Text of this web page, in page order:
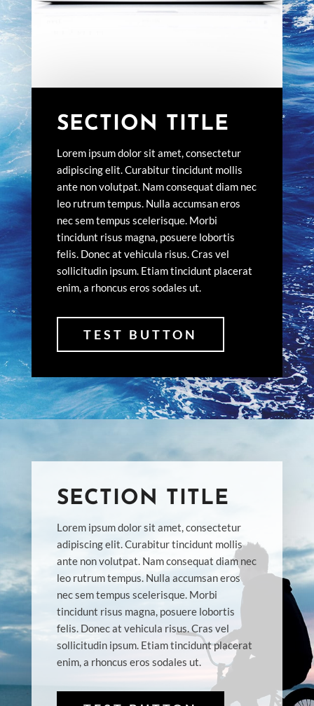
SECTION TITLE
Lorem ipsum dolor sit amet, consectetur
adipiscing elit. Curabitur tincidunt mollis
ante non volutpat. Nam consequat diam nec
leo rutrum tempus. Nulla accumsan eros
nec sem tempus scelerisque. Morbi
tincidunt risus magna, posuere lobortis
felis. Donec at vehicula risus. Cras vel
sollicitudin ipsum. Etiam tincidunt placerat
enim, a rhoncus eros sodales ut.
TEST BUTTON
SECTION TITLE
Lorem ipsum dolor sit amet, consectetur
adipiscing elit. Curabitur tincidunt mollis
ante non volutpat. Nam consequat diam nec
leo rutrum tempus. Nulla accumsan eros
nec sem tempus scelerisque. Morbi
tincidunt risus magna, posuere lobortis
felis. Donec at vehicula risus. Cras vel
sollicitudin ipsum. Etiam tincidunt placerat
enim, a rhoncus eros sodales ut.